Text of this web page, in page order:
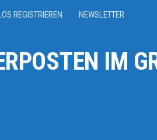
REGISTRIEREN NEWSLETTER
IM